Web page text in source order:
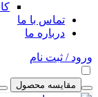
تماس با ما
درباره ما
ورود / ثبت نام
مقایسه محصول